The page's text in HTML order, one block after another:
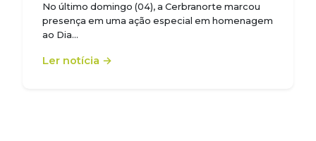
No último domingo (04), a Cerbranorte marcou
presença em uma ação especial em homenagem
ao Dia…
Ler notícia →